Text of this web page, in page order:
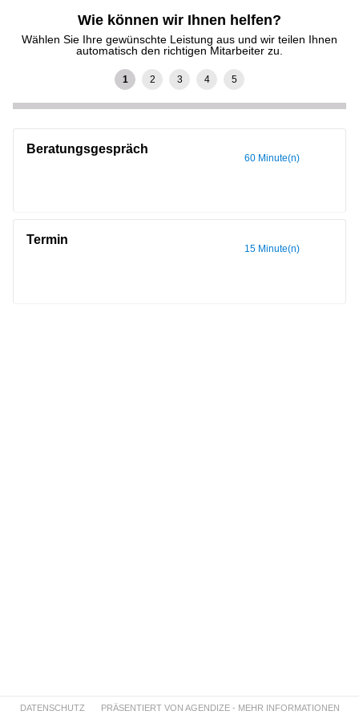
Wie können wir Ihnen helfen?
Wählen Sie Ihre gewünschte Leistung aus und wir teilen Ihnen
automatisch den richtigen Mitarbeiter zu.
Beratungsgespräch
60 Minute(n)
Termin
15 Minute(n)
DATENSCHUTZ PRÄSENTIERT VON AGENDIZE - MEHR INFORMATIONEN